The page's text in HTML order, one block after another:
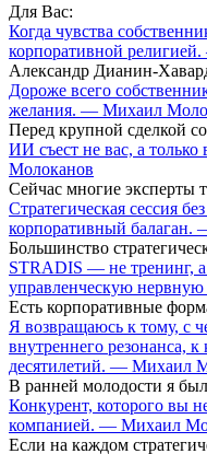
Для Вас:
Когда чувства
корпоративной
Александр Дианин-
Дороже всего
желания. — Михаил
Перед крупной сделкой
ИИ съест не вас, а
Молоканов
Сейчас многие эксперты
Стратегическая сессия
корпоративный
Большинство
STRADIS — не тренинг, а
управленческую
Есть корпоративные
Я возвращаюсь к тому, с
внутреннего резонанса,
десятилетий. — Михаил
В ранней молодости я
Конкурент, которого вы
компанией. — Михаил
Если на каждом